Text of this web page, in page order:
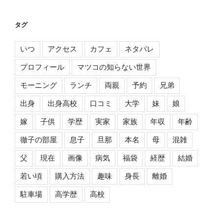
タグ
いつ アクセス カフェ ネタバレ
プロフィール マツコの知らない世界
モーニング ランチ 両親 予約 兄弟
出身 出身高校 口コミ 大学 妹 娘
嫁 子供 学歴 実家 家族 年収 年齢
徹子の部屋 息子 旦那 本名 母 混雑
父 現在 画像 病気 福袋 経歴 結婚
若い頃 購入方法 趣味 身長 離婚
駐車場 高学歴 高校